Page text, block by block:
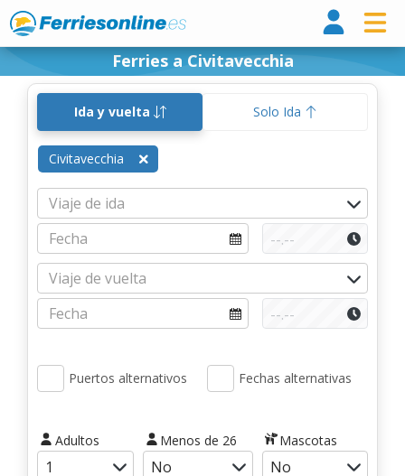
Ferries a Civitavecchia
Ida y vuelta Solo Ida
Civitavecchia
Puertos alternativos Fechas alternativas
Adultos Menos de 26 Mascotas